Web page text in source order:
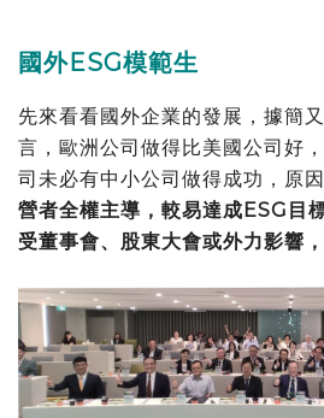
國外ESG模範生
先來看看國外企業的發展，據簡
言，歐洲公司做得比美國公司好
司未必有中小公司做得成功，原
營者全權主導，較易達成ESG目
受董事會、股東大會或外力影響